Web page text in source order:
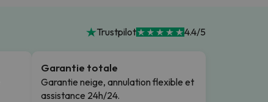
Trustpilot 4.4/5
Garantie totale
Garantie neige, annulation flexible et
assistance 24h/24.